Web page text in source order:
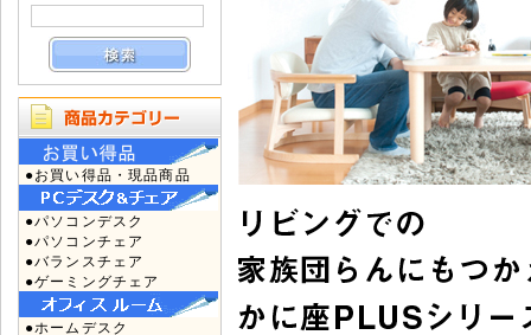
●お買い得品・現品商品
●パソコンデスク
●パソコンチェア
●バランスチェア
●ゲーミングチェア
●ホームデスク